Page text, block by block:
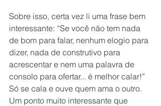
Sobre isso, certa vez li uma frase bem
interessante: “Se você não tem nada
de bom para falar, nenhum elogio para
dizer, nada de construtivo para
acrescentar e nem uma palavra de
consolo para ofertar... é melhor calar!”
Só se cala e ouve quem ama o outro.
Um ponto muito interessante que